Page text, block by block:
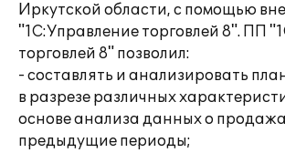
Иркутской области, с помощью
"1С:Управление торговлей 8". ПП
торговлей 8" позволил:
- составлять и анализировать
в разрезе различных
основе анализа данных о
предыдущие периоды;